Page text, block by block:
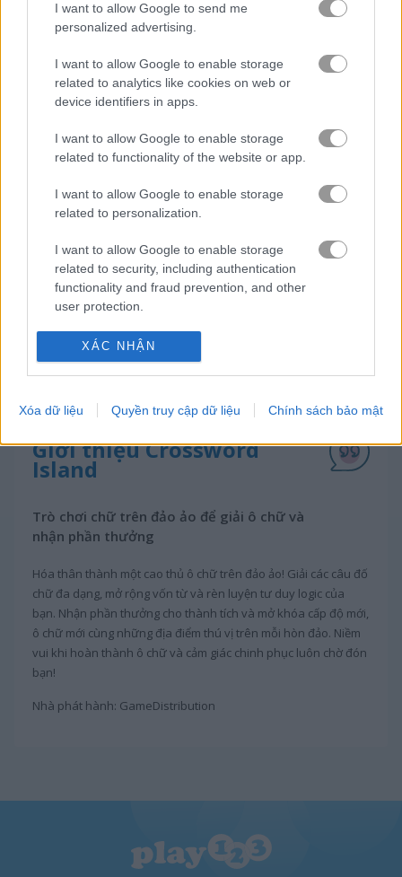
I want to allow Google to send me
personalized advertising.
I want to allow Google to enable storage
related to analytics like cookies on web or
device identifiers in apps.
I want to allow Google to enable storage
related to functionality of the website or app.
I want to allow Google to enable storage
related to personalization.
I want to allow Google to enable storage
related to security, including authentication
functionality and fraud prevention, and other
user protection.
XÁC NHẬN
Xóa dữ liệu Quyền truy cập dữ liệu Chính sách bảo mật
Danh mục liên quan
ô chữ
trò chơi trực tuyến miễn phí trò chơi Ô chữ crossword island
Video gameplay
Giới thiệu Crossword
Island
Trò chơi chữ trên đảo ảo để giải ô chữ và
nhận phần thưởng
Hóa thân thành một cao thủ ô chữ trên đảo ảo! Giải các câu đố
chữ đa dạng, mở rộng vốn từ và rèn luyện tư duy logic của
bạn. Nhận phần thưởng cho thành tích và mở khóa cấp độ mới,
ô chữ mới cùng những địa điểm thú vị trên mỗi hòn đảo. Niềm
vui khi hoàn thành ô chữ và cảm giác chinh phục luôn chờ đón
bạn!
Nhà phát hành: GameDistribution